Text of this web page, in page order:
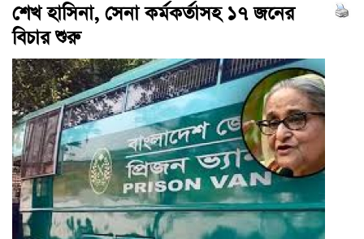
শেখ হাসিনা, সেনা কর্মকর্তাসহ ১৭ জনের
বিচার শুরু